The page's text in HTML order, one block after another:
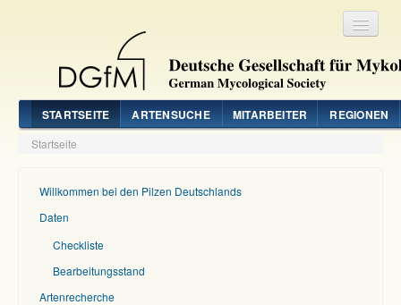
STARTSEITE ARTENSUCHE MITARBEITER REGIONEN
Startseite
Willkommen bei den Pilzen Deutschlands
Daten
Checkliste
Bearbeitungsstand
Artenrecherche